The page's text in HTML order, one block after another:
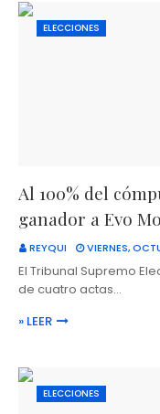
ELECCIONES
Al 100% del
ganador a Evo
REYQUI VIERNES,
El Tribunal Supremo
de cuatro actas…
» LEER
ELECCIONES